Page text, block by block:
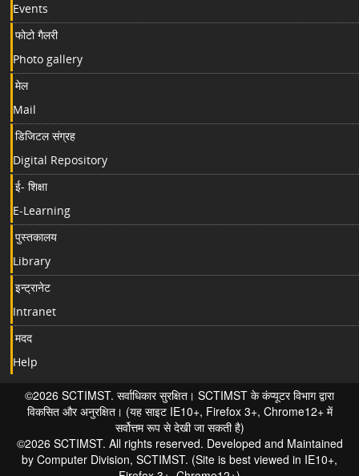
Events
फोटो गैलरी
Photo gallery
मेल
Mail
डिजिटल संग्रह
Digital Repository
ई- शिक्षा
E-Learning
पुस्तकालय
Library
इन्ट्रानेट
Intranet
मदद
Help
©2026 SCTIMST. सर्वाधिकार सुरक्षित। SCTIMST के कंप्यूटर विभाग द्वारा
विकसित और अनुरक्षित। (यह साइट IE10+, Firefox 3+, Chrome12+ में
सर्वोत्तम रूप से देखी जा सकती है)
©2026 SCTIMST. All rights reserved. Developed and Maintained
by Computer Division, SCTIMST. (Site is best viewed in IE10+,